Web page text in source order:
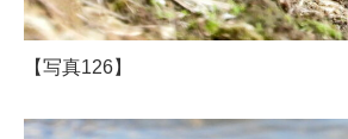
【写真126】